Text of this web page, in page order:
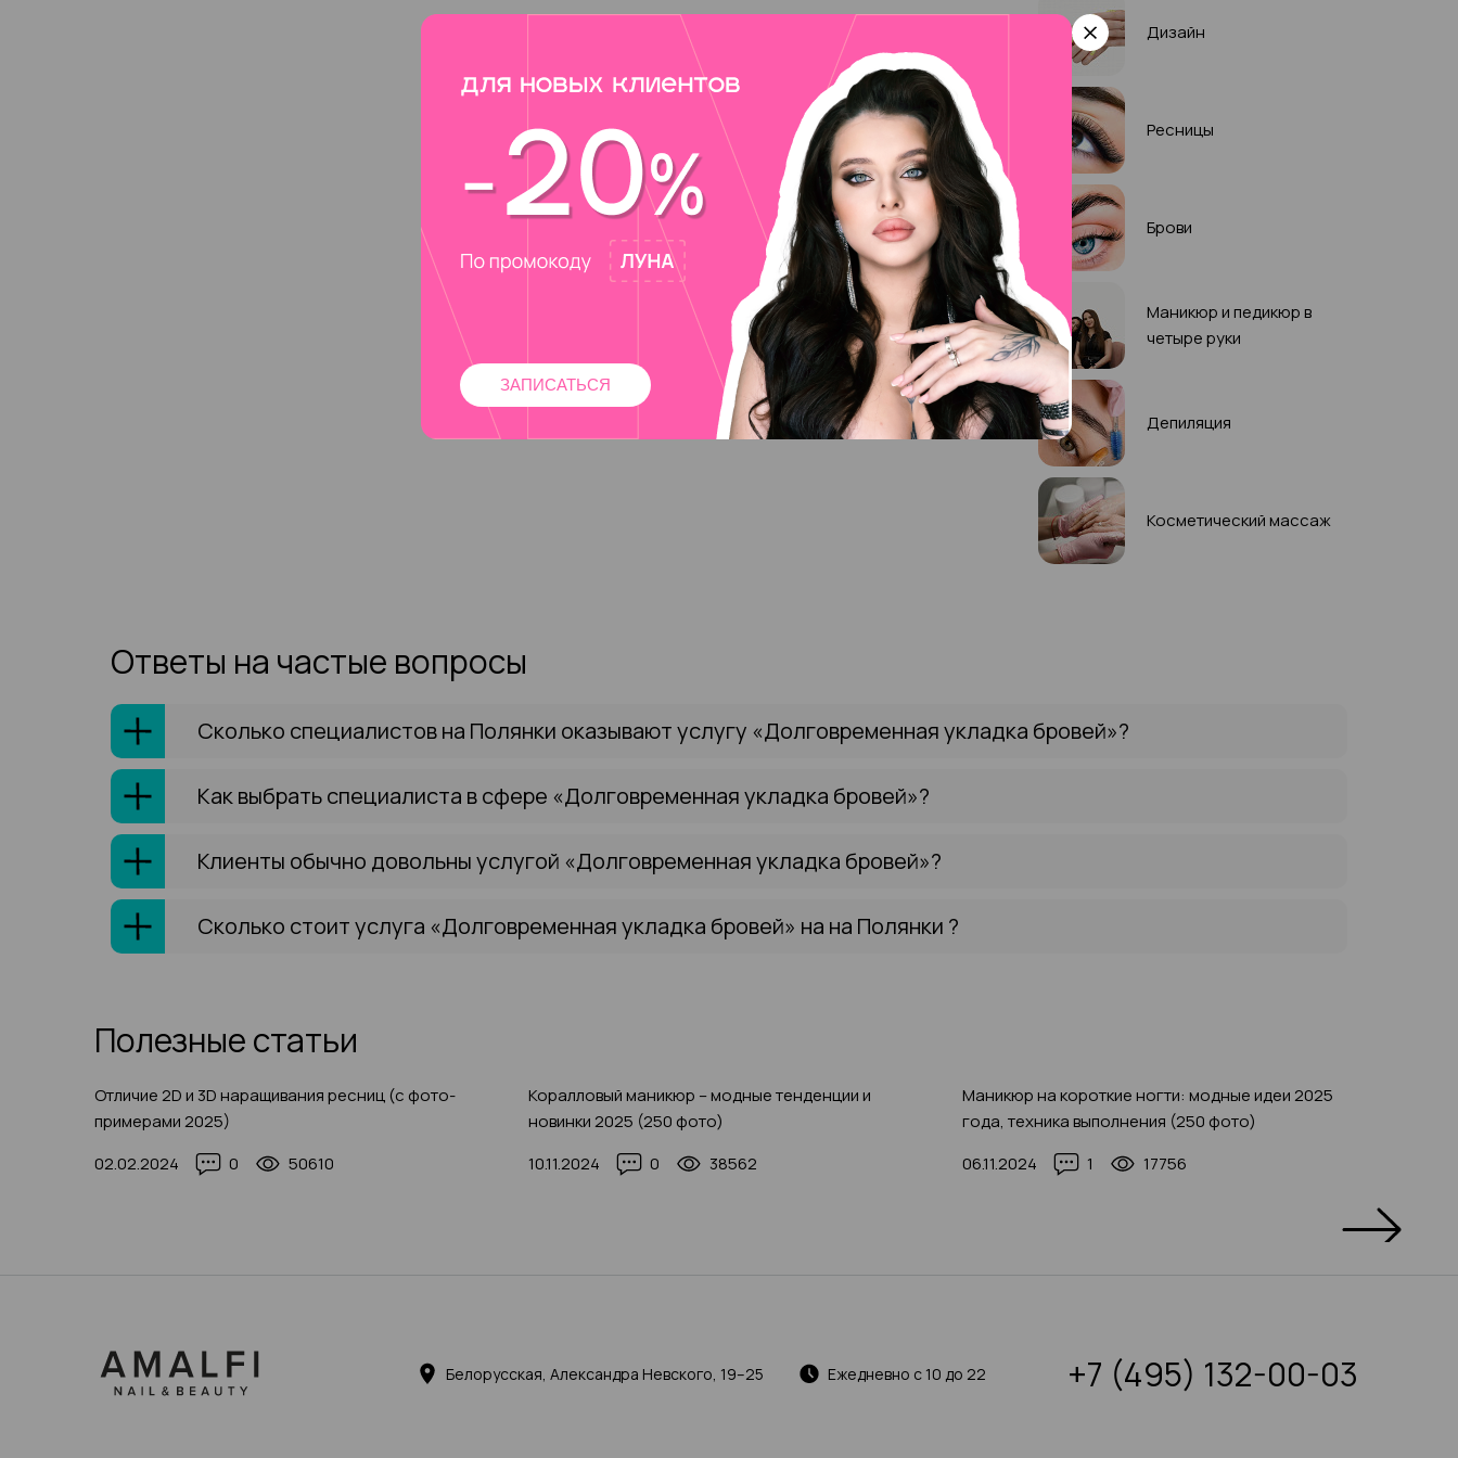
Дизайн
Ресницы
Брови
Маникюр и педикюр в
четыре руки
Депиляция
Косметический массаж
Ответы на частые вопросы
Сколько специалистов на Полянки оказывают услугу «Долговременная укладка бровей»?
Как выбрать специалиста в сфере «Долговременная укладка бровей»?
Клиенты обычно довольны услугой «Долговременная укладка бровей»?
Сколько стоит услуга «Долговременная укладка бровей» на на Полянки ?
Полезные статьи
Отличие 2D и 3D наращивания ресниц (с фото-
примерами 2025)
02.02.2024
0 50610
Коралловый маникюр – модные тенденции и
новинки 2025 (250 фото)
10.11.2024
0 38562
Маникюр на короткие ногти: модные идеи 2025
года, техника выполнения (250 фото)
06.11.2024
1 17756
Белорусская, Александра Невского, 19–25 Ежедневно с 10 до 22 +7 (495) 132-00-03
ЗАПИСАТЬСЯ